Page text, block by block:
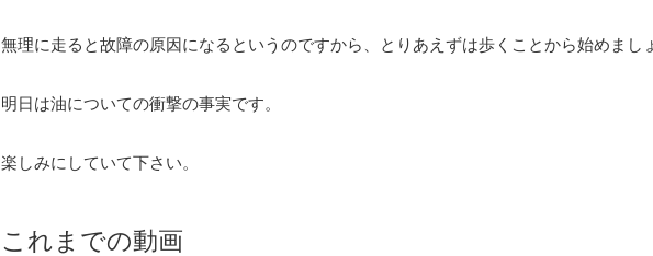
無理に走ると故障の原因になるというのですから、とりあえずは歩くことから始めまし
明日は油についての衝撃の事実です。
楽しみにしていて下さい。
これまでの動画